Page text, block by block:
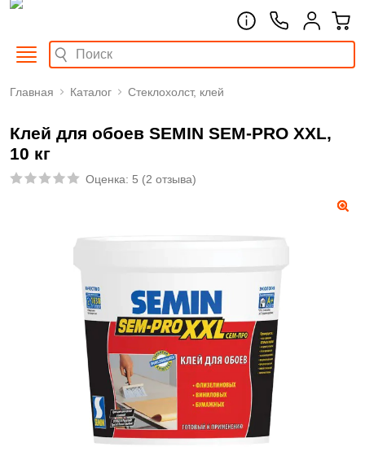
Главная Каталог Стеклохолст, клей
Клей для обоев SEMIN SEM-PRO XXL,
10 кг
Оценка: 5 (2 отзыва)